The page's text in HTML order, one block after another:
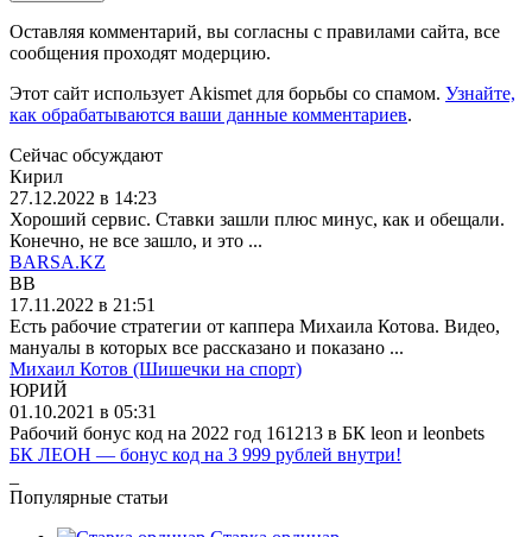
Оставляя комментарий, вы согласны с правилами сайта, все
сообщения проходят модерцию.
Этот сайт использует Akismet для борьбы со спамом. Узнайте,
как обрабатываются ваши данные комментариев.
Сейчас обсуждают
Кирил
27.12.2022 в 14:23
Хороший сервис. Ставки зашли плюс минус, как и обещали.
Конечно, не все зашло, и это ...
BARSA.KZ
BB
17.11.2022 в 21:51
Есть рабочие стратегии от каппера Михаила Котова. Видео,
мануалы в которых все рассказано и показано ...
Михаил Котов (Шишечки на спорт)
ЮРИЙ
01.10.2021 в 05:31
Рабочий бонус код на 2022 год 161213 в БК leon и leonbets
БК ЛЕОН — бонус код на 3 999 рублей внутри!
Популярные статьи